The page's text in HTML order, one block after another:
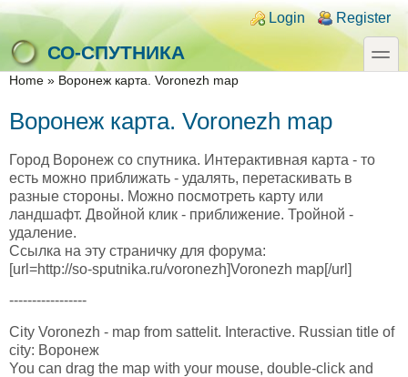
Skip to main content
Skip to search
Login links
Login Register
СО-СПУТНИКА
toggle
You are here
Home » Воронеж карта. Voronezh map
Воронеж карта. Voronezh map
Город Воронеж со спутника. Интерактивная карта - то
есть можно приближать - удалять, перетаскивать в
разные стороны. Можно посмотреть карту или
ландшафт. Двойной клик - приближение. Тройной -
удаление.
Ссылка на эту страничку для форума:
[url=http://so-sputnika.ru/voronezh]Voronezh map[/url]
-----------------
City Voronezh - map from sattelit. Interactive. Russian title of
city: Воронеж
You can drag the map with your mouse, double-click and